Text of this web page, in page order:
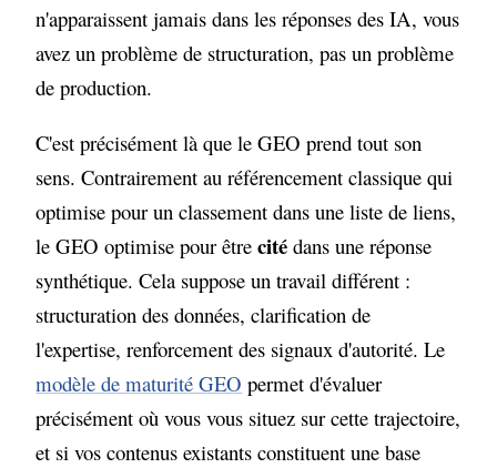
n'apparaissent jamais dans les réponses des IA, vous
avez un problème de structuration, pas un problème
de production.
C'est précisément là que le GEO prend tout son
sens. Contrairement au référencement classique qui
optimise pour un classement dans une liste de liens,
le GEO optimise pour êtrecité dans une réponse
synthétique. Cela suppose un travail différent :
structuration des données, clarification de
l'expertise, renforcement des signaux d'autorité. Le
modèle de maturité GEO permet d'évaluer
précisément où vous vous situez sur cette trajectoire,
et si vos contenus existants constituent une base